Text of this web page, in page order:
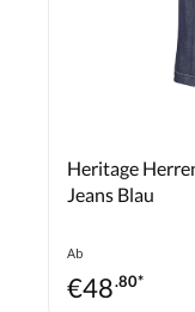
Heritage
Jeans Blau
Ab
€48.80*